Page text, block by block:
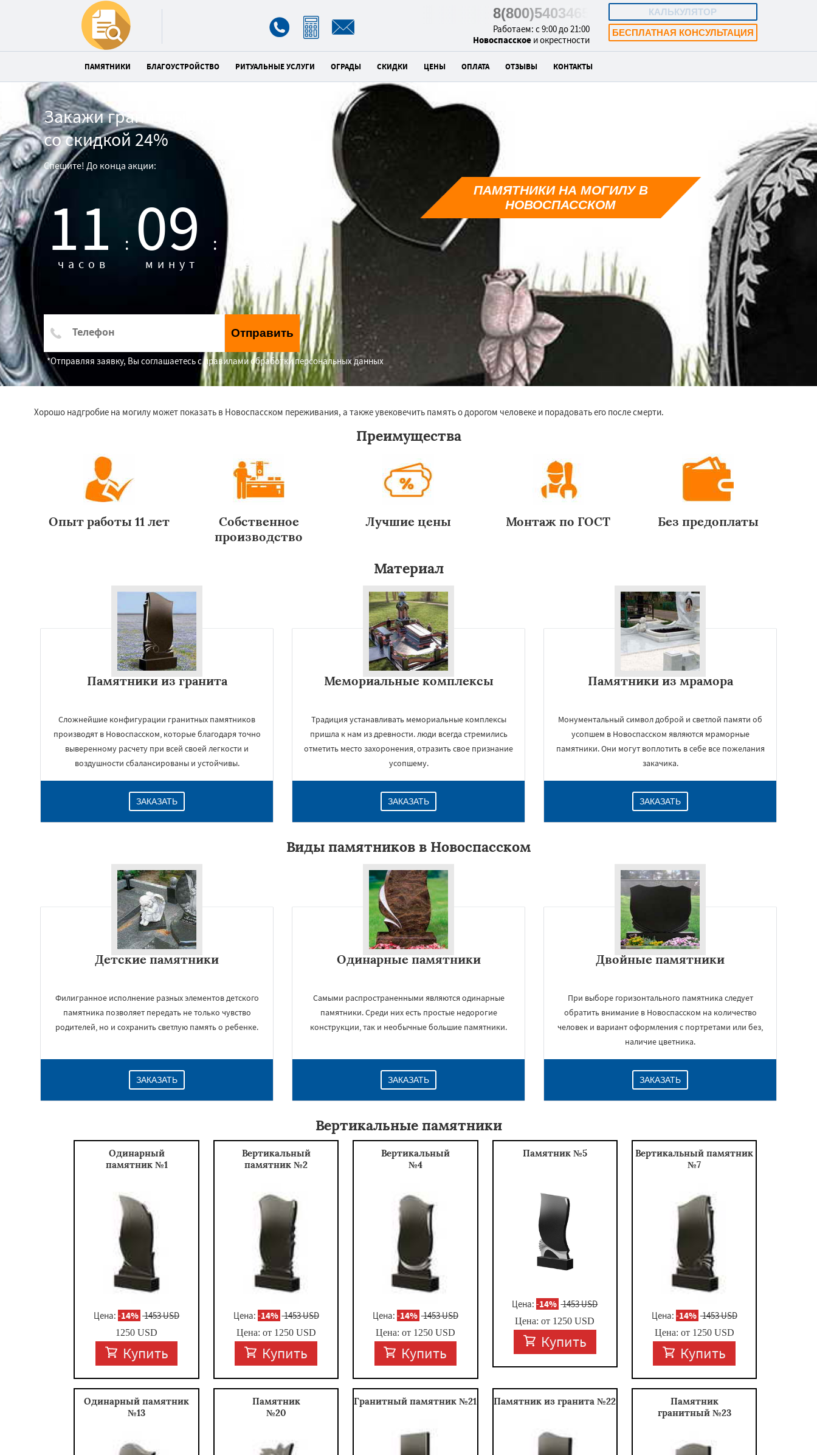
КАЛЬКУЛЯТОР
БЕСПЛАТНАЯ КОНСУЛЬТАЦИЯ
8(800)5403465
Работаем: с 9:00 до 21:00
Новоспасское и окрестности
ПАМЯТНИКИ БЛАГОУСТРОЙСТВО РИТУАЛЬНЫЕ УСЛУГИ ОГРАДЫ СКИДКИ ЦЕНЫ ОПЛАТА ОТЗЫВЫ КОНТАКТЫ
Закажи гранитный памятник
со скидкой 24%
Спешите! До конца акции:
11 :
часов 09 :
минут секунд
Отправить
*Отправляя заявку, Вы соглашаетесь с правилами обработки персональных данных
ПАМЯТНИКИ НА МОГИЛУ В
НОВОСПАССКОМ
Хорошо надгробие на могилу может показать в Новоспасском переживания, а также увековечить память о дорогом человеке и порадовать его после смерти.
Преимущества
Опыт работы 11 лет
Собственное
производство
Лучшие цены Монтаж по ГОСТ Без предоплаты
Материал
Памятники из гранита
Сложнейшие конфигурации гранитных памятников
производят в Новоспасском, которые благодаря точно
выверенному расчету при всей своей легкости и
воздушности сбалансированы и устойчивы.
ЗАКАЗАТЬ
Мемориальные комплексы
Традиция устанавливать мемориальные комплексы
пришла к нам из древности. люди всегда стремились
отметить место захоронения, отразить свое признание
усопшему.
ЗАКАЗАТЬ
Памятники из мрамора
Монументальный символ доброй и светлой памяти об
усопшем в Новоспасском являются мраморные
памятники. Они могут воплотить в себе все пожелания
закачика.
ЗАКАЗАТЬ
Виды памятников в Новоспасском
Детские памятники
Филигранное исполнение разных элементов детского
памятника позволяет передать не только чувство
родителей, но и сохранить светлую память о ребенке.
ЗАКАЗАТЬ
Одинарные памятники
Самыми распространенными являются одинарные
памятники. Среди них есть простые недорогие
конструкции, так и необычные большие памятники.
ЗАКАЗАТЬ
Двойные памятники
При выборе горизонтального памятника следует
обратить внимание в Новоспасском на количество
человек и вариант оформления с портретами или без,
наличие цветника.
ЗАКАЗАТЬ
Вертикальные памятники
Одинарный
памятник №1
Цена:-14% 1453 USD
1250 USD
Купить
Вертикальный
памятник №2
Цена: -14% 1453 USD
Цена: от 1250USD
Купить
Вертикальный
№4
Цена: -14% 1453 USD
Цена: от 1250USD
Купить
Памятник №5
Цена:-14% 1453 USD
Цена: от 1250 USD
Купить
Вертикальный памятник
№7
Цена: -14% 1453 USD
Цена: от 1250USD
Купить
Одинарный памятник
№13
Памятник
№20
Гранитный памятник №21 Памятник из гранита №22
Памятник
гранитный №23
Даю согласие на обработку персональных данных